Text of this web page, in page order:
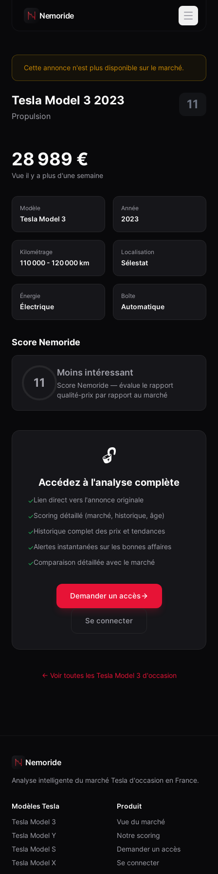
Nemoride
Cette annonce n'est plus disponible sur le marché.
Tesla Model 3 2023
Propulsion
11
28 989 €
Vue il y a plus d'une semaine
Modèle
Tesla Model 3
Année
2023
Kilométrage
110 000 - 120 000 km
Localisation
Sélestat
Énergie
Électrique
Boîte
Automatique
Score Nemoride
11
Moins intéressant
Score Nemoride — évalue le rapport
qualité-prix par rapport au marché
🔓
Accédez à l'analyse complète
✓Lien direct vers l'annonce originale
✓Scoring détaillé (marché, historique, âge)
✓Historique complet des prix et tendances
✓Alertes instantanées sur les bonnes affaires
✓Comparaison détaillée avec le marché
Demander un accès
Se connecter
← Voir toutes les Tesla Model 3 d'occasion
Nemoride
Analyse intelligente du marché Tesla d'occasion en France.
Modèles Tesla
Tesla Model 3
Tesla Model Y
Tesla Model S
Tesla Model X
Produit
Vue du marché
Notre scoring
Demander un accès
Se connecter